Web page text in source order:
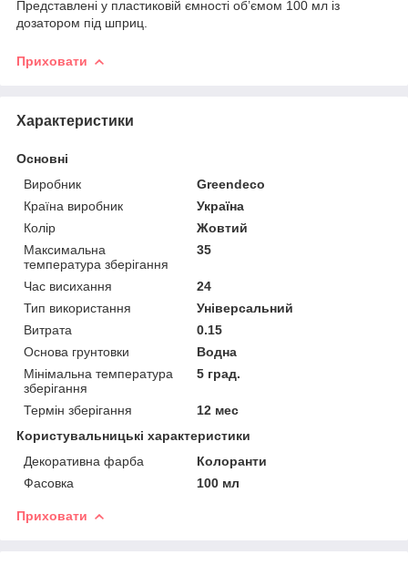
Представлені у пластиковій ємності об’ємом 100 мл із
дозатором під шприц.
Приховати
Характеристики
Основні
Виробник
Greendeco
Країна виробник
Україна
Колір
Жовтий
Максимальна
температура зберігання
35
Час висихання
24
Тип використання
Універсальний
Витрата
0.15
Основа грунтовки
Водна
Мінімальна температура
зберігання
5 град.
Термін зберігання
12 мес
Користувальницькі характеристики
Декоративна фарба
Колоранти
Фасовка
100 мл
Приховати